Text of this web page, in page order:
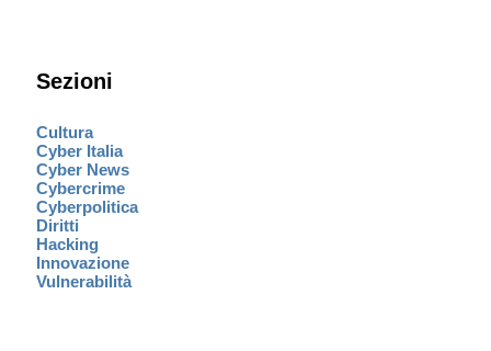
Sezioni
Cultura
Cyber Italia
Cyber News
Cybercrime
Cyberpolitica
Diritti
Hacking
Innovazione
Vulnerabilità